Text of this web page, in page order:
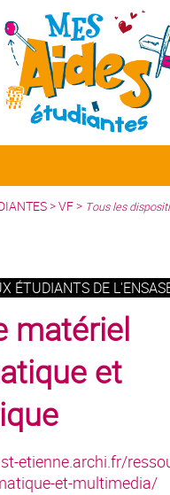
>VF> Tous les
ÉTUDIANTS DE
matériel
et
etienne.archi.fr/
et-multimedia/